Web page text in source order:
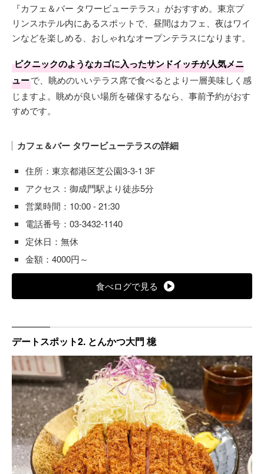
『カフェ＆バー タワービューテラス』がおすすめ。東京プ
リンスホテル内にあるスポットで、昼間はカフェ、夜はワイ
ンなどを楽しめる、おしゃれなオープンテラスになります。
ピクニックのようなカゴに入ったサンドイッチが人気メニ
ューで、眺めのいいテラス席で食べるとより一層美味しく感
じますよ。眺めが良い場所を確保するなら、事前予約がおす
すめです。
カフェ＆バー タワービューテラスの詳細
住所：東京都港区芝公園3-3-1 3F
アクセス：御成門駅より徒歩5分
営業時間：10:00 - 21:30
電話番号：03-3432-1140
定休日：無休
金額：4000円～
食べログで見る
デートスポット2. とんかつ大門 檍